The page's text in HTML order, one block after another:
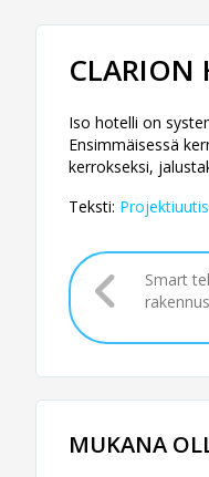
CLARION
Iso hotelli on
Ensimmäisessä
kerrokseksi,
Teksti:
Smart
MUKANA